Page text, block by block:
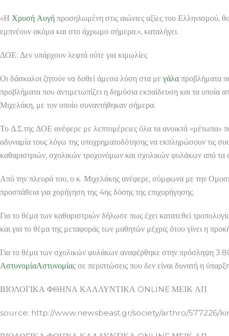
«Η Χρυσή Αυγή προσηλωμένη στις αιώνιες αξίες του Ελληνισμού,
εμπνέουν ακόμα και στο άχρωμο σήμερα.», καταλήγει.
ΔΟΕ: Δεν υπάρχουν λεφτά ούτε για κιμωλίες
Οι δάσκαλοι ζητούν να δοθεί άμεσα λύση στα με γάλα προβλήματα
προβλήματα που αντιμετωπίζει η δημόσια εκπαίδευση και τα οποία
Μιχελάκη, με τον οποίο συναντήθηκαν σήμερα.
Το Δ.Σ.της ΔΟΕ ανέφερε με λεπτομέρειες όλα τα ανοικτά «μέτωπα»
αδυναμία τους λόγω της υποχρηματοδότησης να εκπληρώσουν
καθαριστριών, σχολικών τροχονόμων και σχολικών φυλάκων από τα
Από την πλευρά του, ο κ. Μιχελάκης ανέφερε, σύμφωνα με την
προσπάθεια για χορήγηση της 4ης δόσης της επιχορήγησης.
Για το θέμα των καθαριστριών δήλωσε πως έχει κατατεθεί
και για το θέμα της μεταφοράς των μαθητών μέχρις ότου γίνει η
Για το θέμα των σχολικών φυλάκων αναφέρθηκε στην πρόσληψη
ΑστυνομίαΑστυνομίας σε περιπτώσεις που δεν είναι δυνατή η
ΒΙΟΛΟΓΙΚΑ ΦΘΗΝΑ ΚΑΛΛΥΝΤΙΚΑ ONLINE ΜΕΙΚ ΑΠ
source: http://www.newsbeast.gr/society/arthro/